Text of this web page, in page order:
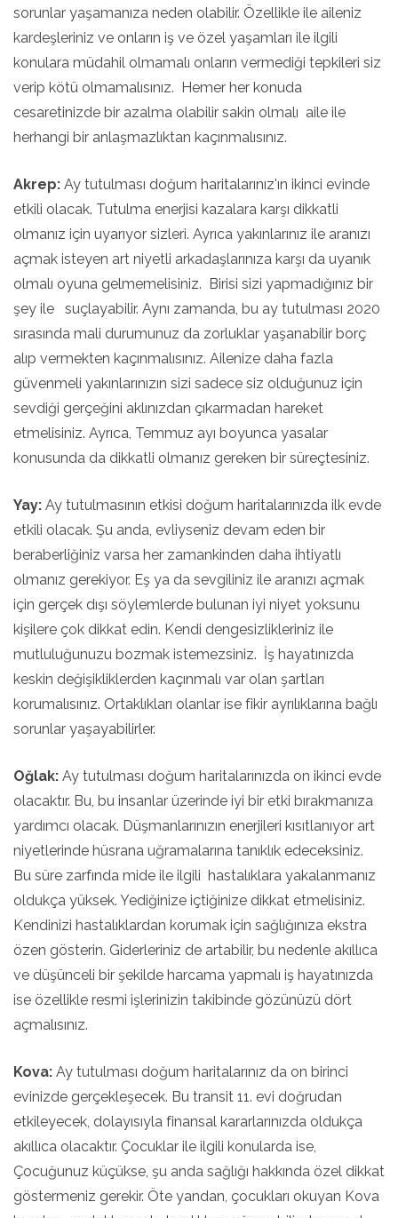
sorunlar yaşamanıza neden olabilir. Özellikle ile aileniz
kardeşleriniz ve onların iş ve özel yaşamları ile ilgili
konulara müdahil olmamalı onların vermediği tepkileri siz
verip kötü olmamalısınız. Hemer her konuda
cesaretinizde bir azalma olabilir sakin olmalı aile ile
herhangi bir anlaşmazlıktan kaçınmalısınız.
Akrep: Ay tutulması doğum haritalarınız'ın ikinci evinde
etkili olacak. Tutulma enerjisi kazalara karşı dikkatli
olmanız için uyarıyor sizleri. Ayrıca yakınlarınız ile aranızı
açmak isteyen art niyetli arkadaşlarınıza karşı da uyanık
olmalı oyuna gelmemelisiniz. Birisi sizi yapmadığınız bir
şey ile suçlayabilir. Aynı zamanda, bu ay tutulması 2020
sırasında mali durumunuz da zorluklar yaşanabilir borç
alıp vermekten kaçınmalısınız. Ailenize daha fazla
güvenmeli yakınlarınızın sizi sadece siz olduğunuz için
sevdiği gerçeğini aklınızdan çıkarmadan hareket
etmelisiniz. Ayrıca, Temmuz ayı boyunca yasalar
konusunda da dikkatli olmanız gereken bir süreçtesiniz.
Yay: Ay tutulmasının etkisi doğum haritalarınızda ilk evde
etkili olacak. Şu anda, evliyseniz devam eden bir
beraberliğiniz varsa her zamankinden daha ihtiyatlı
olmanız gerekiyor. Eş ya da sevgiliniz ile aranızı açmak
için gerçek dışı söylemlerde bulunan iyi niyet yoksunu
kişilere çok dikkat edin. Kendi dengesizlikleriniz ile
mutluluğunuzu bozmak istemezsiniz. İş hayatınızda
keskin değişikliklerden kaçınmalı var olan şartları
korumalısınız. Ortaklıkları olanlar ise fikir ayrılıklarına bağlı
sorunlar yaşayabilirler.
Oğlak: Ay tutulması doğum haritalarınızda on ikinci evde
olacaktır. Bu, bu insanlar üzerinde iyi bir etki bırakmanıza
yardımcı olacak. Düşmanlarınızın enerjileri kısıtlanıyor art
niyetlerinde hüsrana uğramalarına tanıklık edeceksiniz.
Bu süre zarfında mide ile ilgili hastalıklara yakalanmanız
oldukça yüksek. Yediğinize içtiğinize dikkat etmelisiniz.
Kendinizi hastalıklardan korumak için sağlığınıza ekstra
özen gösterin. Giderleriniz de artabilir, bu nedenle akıllıca
ve düşünceli bir şekilde harcama yapmalı iş hayatınızda
ise özellikle resmi işlerinizin takibinde gözünüzü dört
açmalısınız.
Kova: Ay tutulması doğum haritalarınız da on birinci
evinizde gerçekleşecek. Bu transit 11. evi doğrudan
etkileyecek, dolayısıyla finansal kararlarınızda oldukça
akıllıca olacaktır. Çocuklar ile ilgili konularda ise,
Çocuğunuz küçükse, şu anda sağlığı hakkında özel dikkat
göstermeniz gerekir. Öte yandan, çocukları okuyan Kova